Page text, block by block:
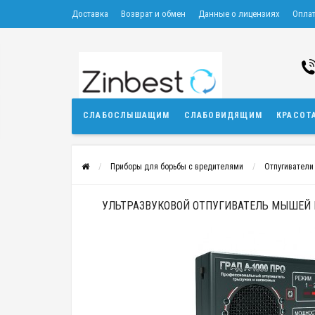
Доставка Возврат и обмен Данные о лицензиях
СЛАБОСЛЫШАЩИМ СЛАБОВИДЯЩИМ
Приборы для борьбы с вредителями
УЛЬТРАЗВУКОВОЙ ОТПУГИВАТЕЛЬ МЫШЕЙ